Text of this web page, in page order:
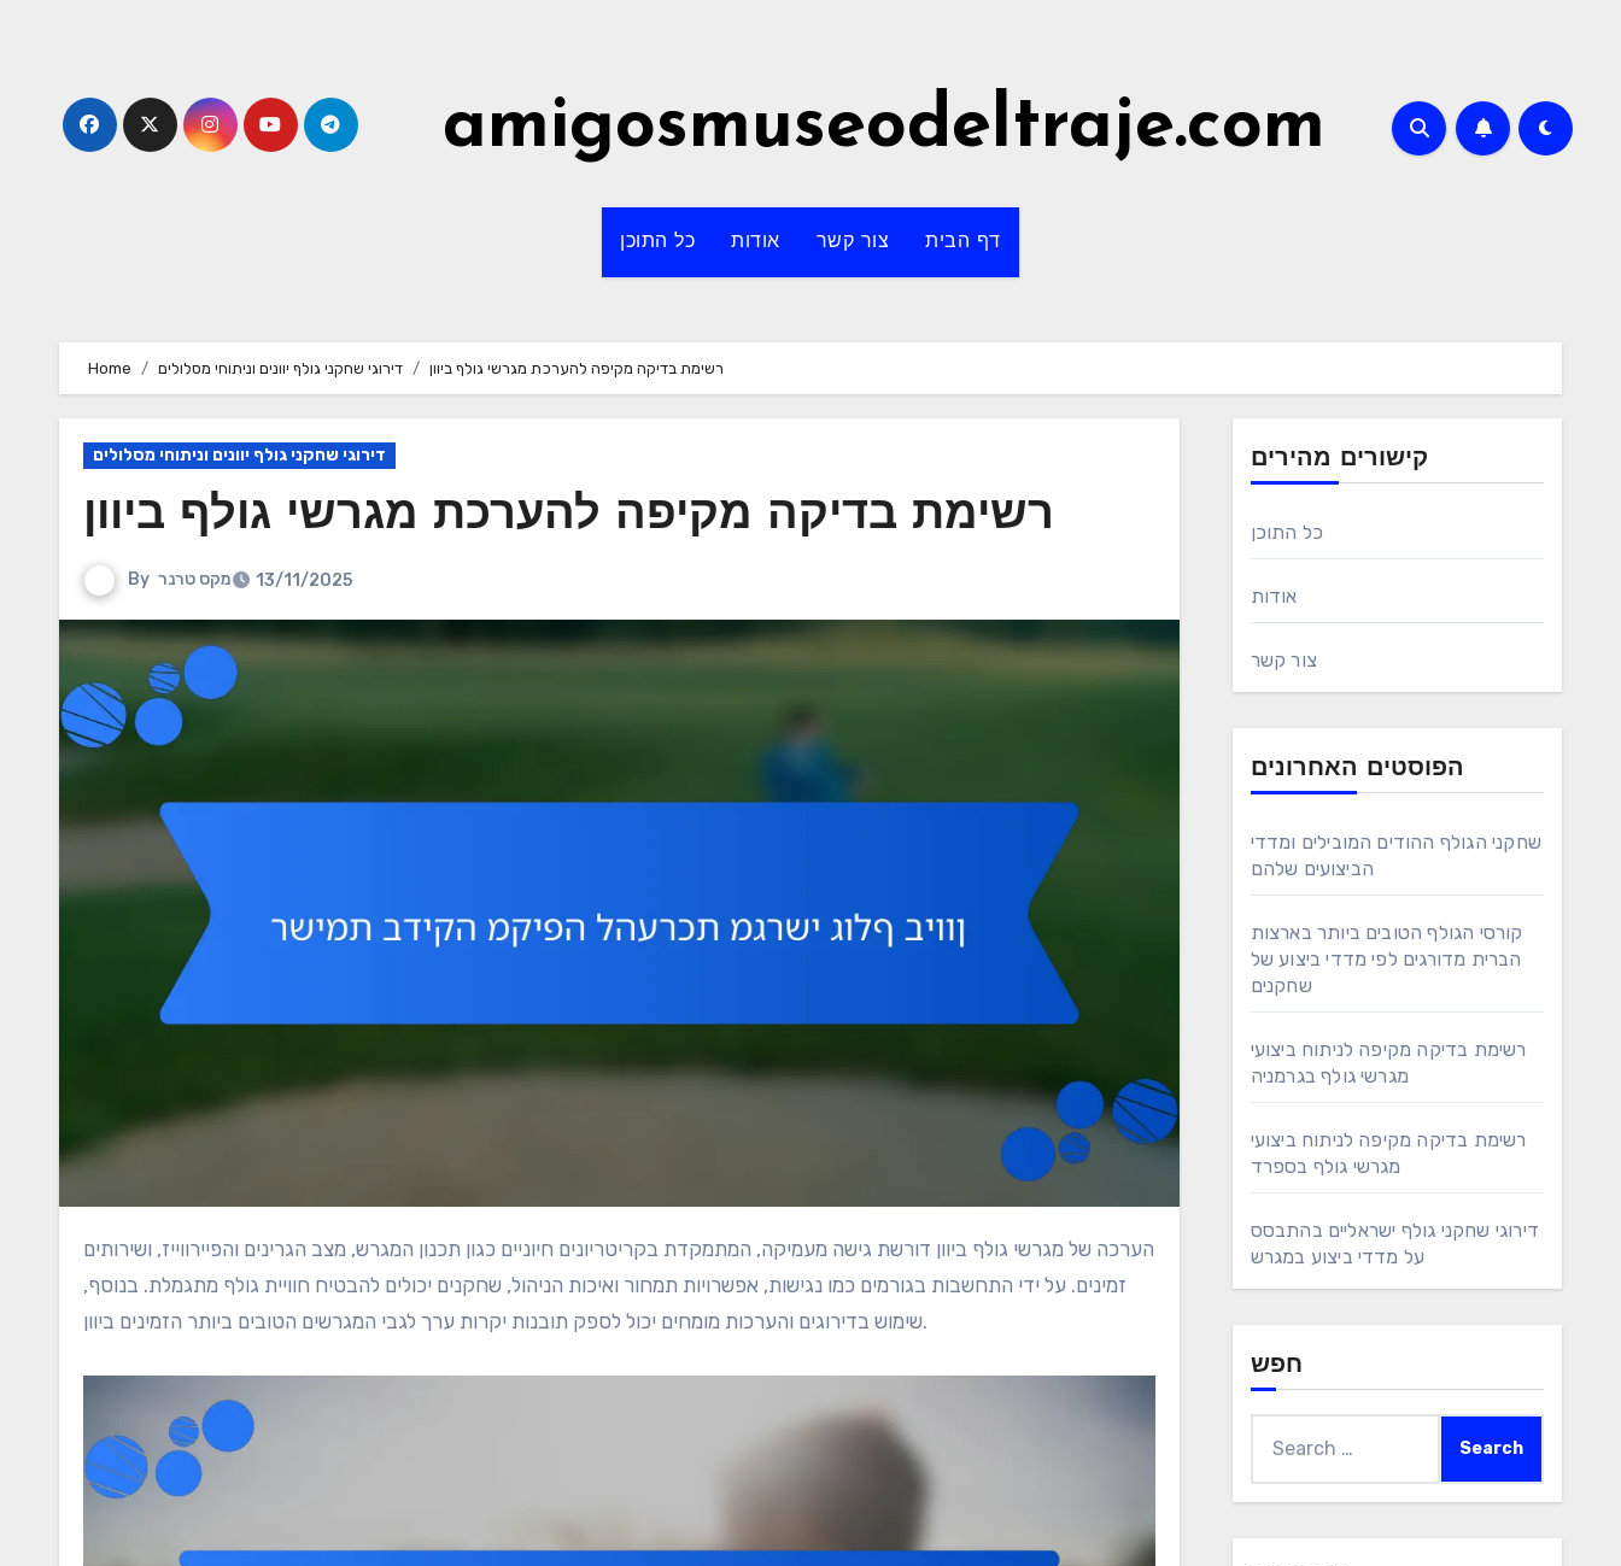
amigosmuseodeltraje.com
כל התוכן אודות צור קשר דף הבית
Home דירוגי שחקני גולף יוונים וניתוחי מסלולים רשימת בדיקה מקיפה להערכת מגרשי גולף ביוון
דירוגי שחקני גולף יוונים וניתוחי מסלולים
רשימת בדיקה מקיפה להערכת מגרשי גולף ביוון
By מקס טרנר 13/11/2025
הערכה של מגרשי גולף ביוון דורשת גישה מעמיקה, המתמקדת בקריטריונים חיוניים כגון תכנון המגרש, מצב הגרינים והפיירווייז, ושירותים
זמינים. על ידי התחשבות בגורמים כמו נגישות, אפשרויות תמחור ואיכות הניהול, שחקנים יכולים להבטיח חוויית גולף מתגמלת. בנוסף,
שימוש בדירוגים והערכות מומחים יכול לספק תובנות יקרות ערך לגבי המגרשים הטובים ביותר הזמינים ביוון.
קישורים מהירים
כל התוכן
אודות
צור קשר
הפוסטים האחרונים
שחקני הגולף ההודים המובילים ומדדי
הביצועים שלהם
קורסי הגולף הטובים ביותר בארצות
הברית מדורגים לפי מדדי ביצוע של
שחקנים
רשימת בדיקה מקיפה לניתוח ביצועי
מגרשי גולף בגרמניה
רשימת בדיקה מקיפה לניתוח ביצועי
מגרשי גולף בספרד
דירוגי שחקני גולף ישראליים בהתבסס
על מדדי ביצוע במגרש
חפש
for: